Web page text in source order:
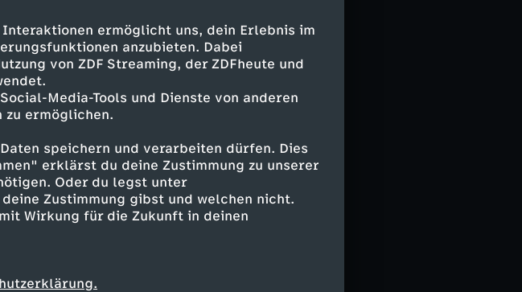
ermöglicht uns, dein Erlebnis im
anzubieten. Dabei
von ZDF Streaming, der ZDFheute und
Media-Tools und Dienste von anderen
zu ermöglichen.
speichern und verarbeiten dürfen. Dies
erklärst du deine Zustimmung zu unserer
Oder du legst unter
Zustimmung gibst und welchen nicht.
Wirkung für die Zukunft in deinen